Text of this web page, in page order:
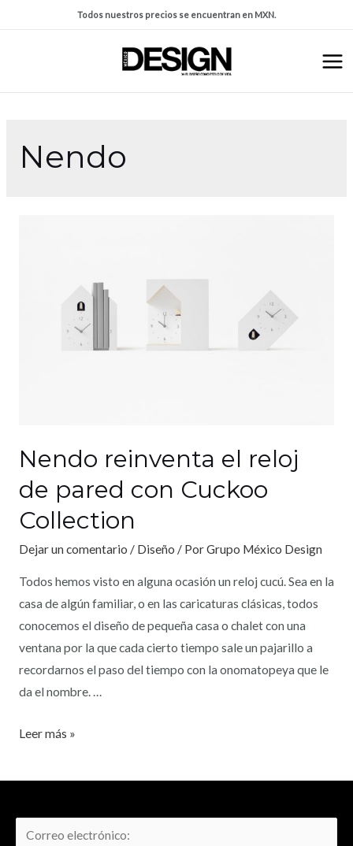
Todos nuestros precios se encuentran en MXN.
Nendo
Nendo reinventa el reloj
de pared con Cuckoo
Collection
Dejar un comentario / Diseño / PorGrupo México Design
Todos hemos visto en alguna ocasión un reloj cucú. Sea en la
casa de algún familiar, o en las caricaturas clásicas, todos
conocemos el diseño de pequeña casa o chalet con una
ventana por la que cada cierto tiempo sale un pajarillo a
recordarnos el paso del tiempo con la onomatopeya que le
da el nombre. …
Leer más »